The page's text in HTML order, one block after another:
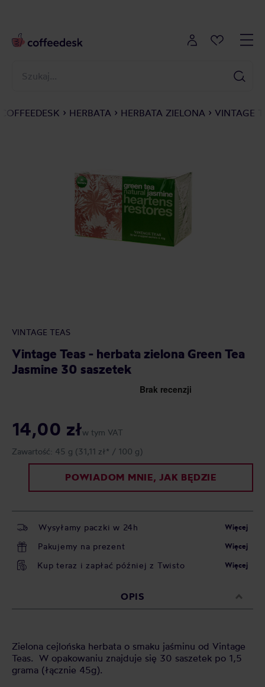
COFFEEDESK HERBATA HERBATA ZIELONA VINTAGE
VINTAGE TEAS
Vintage Teas - herbata zielona Green Tea
Jasmine 30 saszetek
14,00 złw tym VAT
Zawartość: 45 g (31,11 zł* / 100 g)
POWIADOM MNIE, JAK BĘDZIE
Wysyłamy paczki w 24h Więcej
Pakujemy na prezent Więcej
Kup teraz i zapłać później z Twisto Więcej
OPIS
Zielona cejlońska herbata o smaku jaśminu od Vintage
Teas. W opakowaniu znajduje się 30 saszetek po 1,5
grama (łącznie 45g).